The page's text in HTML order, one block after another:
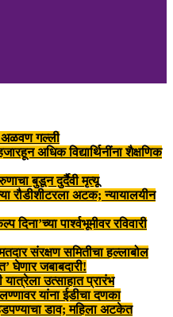
अळवण गल्ली
अधिक विद्यार्थिनींना शैक्षणिक
बुडून दुर्दैवी मृत्यू
रौडीशीटरला अटक; न्यायालयीन
पार्श्वभूमीवर रविवारी
संरक्षण समितीचा हल्लाबोल
घेणार जबाबदारी!
यात्रेला उत्साहात प्रारंभ
यांना ईडीचा दणका
डाव; महिला अटकेत